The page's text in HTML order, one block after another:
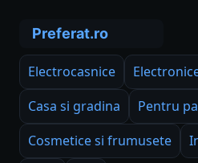
Electrocasnice
Casa si gradina
Pentru
Cosmetice si frumusete